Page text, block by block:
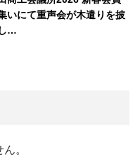
いにて重声会が木遣りを披
…
。